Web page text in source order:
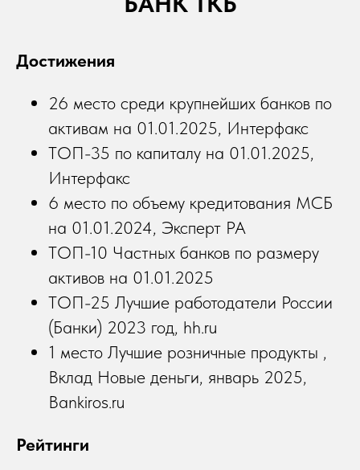
Достижения
26 место среди крупнейших банков по
активам на 01.01.2025, Интерфакс
ТОП-35 по капиталу на 01.01.2025,
Интерфакс
6 место по объему кредитования МСБ
на 01.01.2024, Эксперт РА
ТОП-10 Частных банков по размеру
активов на 01.01.2025
ТОП-25 Лучшие работодатели России
(Банки) 2023 год, hh.ru
1 место Лучшие розничные продукты ,
Вклад Новые деньги, январь 2025,
Bankiros.ru
Рейтинги